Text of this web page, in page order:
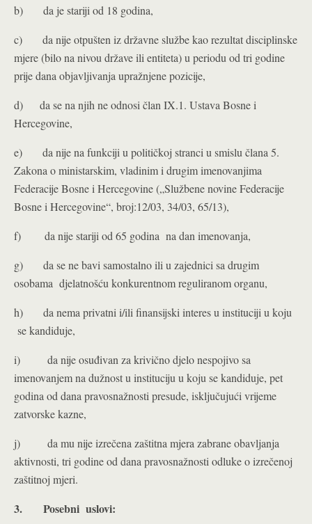
b) da je stariji od 18 godina,
c) da nije otpušten iz državne službe kao rezultat disciplinske
mjere (bilo na nivou države ili entiteta) u periodu od tri godine
prije dana objavljivanja upražnjene pozicije,
d) da se na njih ne odnosi član IX.1. Ustava Bosne i
Hercegovine,
e) da nije na funkciji u političkoj stranci u smislu člana 5.
Zakona o ministarskim, vladinim i drugim imenovanjima
Federacije Bosne i Hercegovine („Službene novine Federacije
Bosne i Hercegovine“, broj:12/03, 34/03, 65/13),
f) da nije stariji od 65 godina na dan imenovanja,
g) da se ne bavi samostalno ili u zajednici sa drugim
osobama djelatnošću konkurentnom reguliranom organu,
h) da nema privatni i/ili finansijski interes u instituciji u koju
se kandiduje,
i) da nije osuđivan za krivično djelo nespojivo sa
imenovanjem na dužnost u instituciju u koju se kandiduje, pet
godina od dana pravosnažnosti presude, isključujući vrijeme
zatvorske kazne,
j) da mu nije izrečena zaštitna mjera zabrane obavljanja
aktivnosti, tri godine od dana pravosnažnosti odluke o izrečenoj
zaštitnoj mjeri.
3. Posebni uslovi: